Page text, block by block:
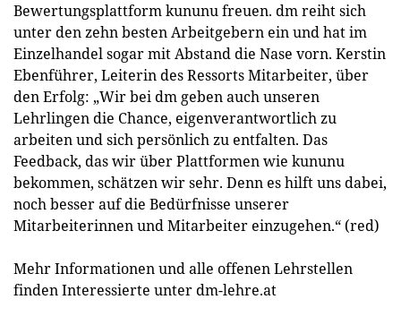
Bewertungsplattform kununu freuen. dm reiht sich
unter den zehn besten Arbeitgebern ein und hat im
Einzelhandel sogar mit Abstand die Nase vorn. Kerstin
Ebenführer, Leiterin des Ressorts Mitarbeiter, über
den Erfolg: „Wir bei dm geben auch unseren
Lehrlingen die Chance, eigenverantwortlich zu
arbeiten und sich persönlich zu entfalten. Das
Feedback, das wir über Plattformen wie kununu
bekommen, schätzen wir sehr. Denn es hilft uns dabei,
noch besser auf die Bedürfnisse unserer
Mitarbeiterinnen und Mitarbeiter einzugehen.“ (red)
Mehr Informationen und alle offenen Lehrstellen
finden Interessierte unter dm-lehre.at